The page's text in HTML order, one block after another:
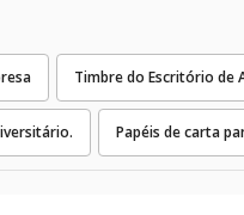
Timbre do Escritório de
Papéis de carta